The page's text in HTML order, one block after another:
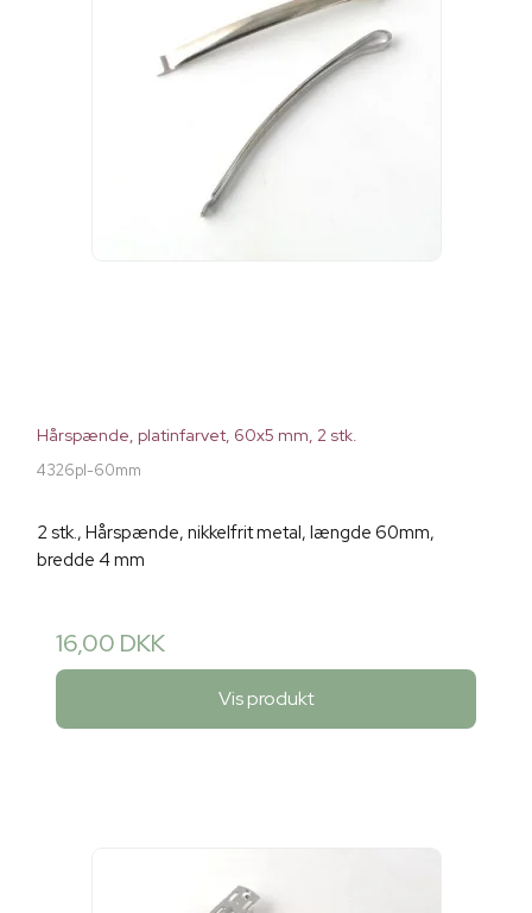
Hårspænde, platinfarvet, 60x5 mm, 2 stk.
4326pl-60mm
2 stk., Hårspænde, nikkelfrit metal, længde 60mm,
bredde 4 mm
16,00 DKK
Vis produkt